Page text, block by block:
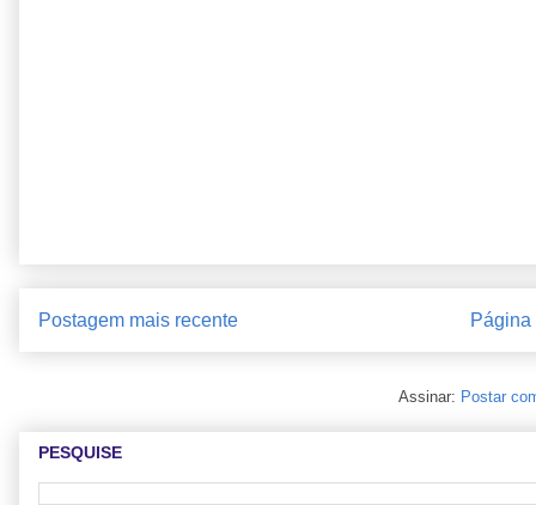
Postagem mais recente
Assinar: Postar
PESQUISE